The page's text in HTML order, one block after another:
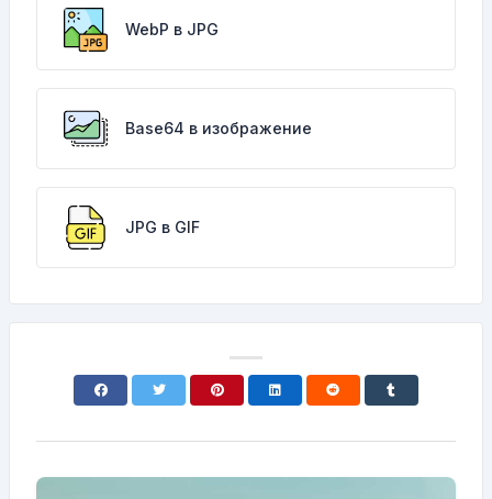
WebP в JPG
Base64 в изображение
JPG в GIF